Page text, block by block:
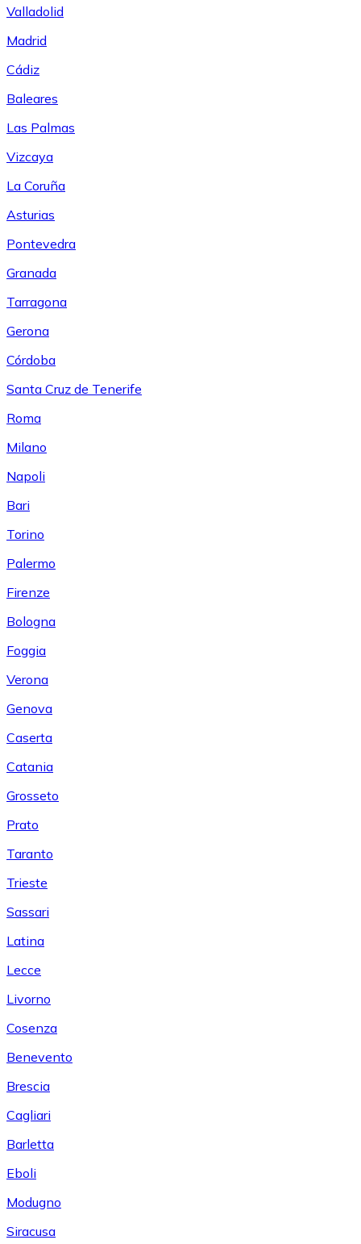
Valladolid
Madrid
Cádiz
Baleares
Las Palmas
Vizcaya
La Coruña
Asturias
Pontevedra
Granada
Tarragona
Gerona
Córdoba
Santa Cruz de Tenerife
Roma
Milano
Napoli
Bari
Torino
Palermo
Firenze
Bologna
Foggia
Verona
Genova
Caserta
Catania
Grosseto
Prato
Taranto
Trieste
Sassari
Latina
Lecce
Livorno
Cosenza
Benevento
Brescia
Cagliari
Barletta
Eboli
Modugno
Siracusa